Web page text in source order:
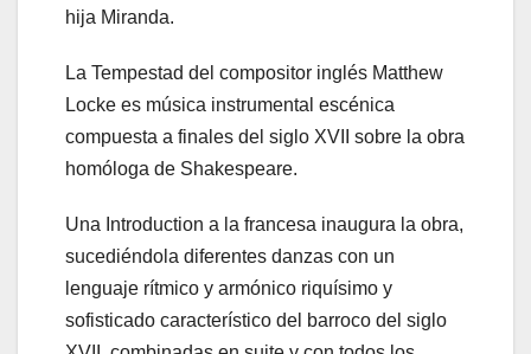
hija Miranda.
La Tempestad del compositor inglés Matthew
Locke es música instrumental escénica
compuesta a finales del siglo XVII sobre la obra
homóloga de Shakespeare.
Una Introduction a la francesa inaugura la obra,
sucediéndola diferentes danzas con un
lenguaje rítmico y armónico riquísimo y
sofisticado característico del barroco del siglo